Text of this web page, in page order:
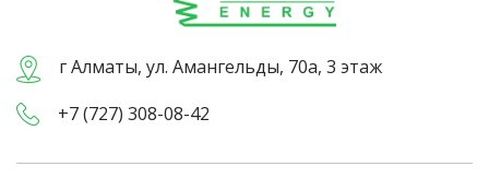
г Алматы, ул. Амангельды, 70а, 3 этаж
+7 (727) 308-08-42